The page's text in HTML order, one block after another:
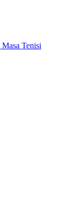
Masa Tenisi